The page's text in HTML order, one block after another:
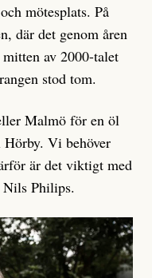
mötesplats. På
där det genom åren
av 2000-talet
stod tom.
Malmö för en öl
Vi behöver
är det viktigt med
Nils Philips.